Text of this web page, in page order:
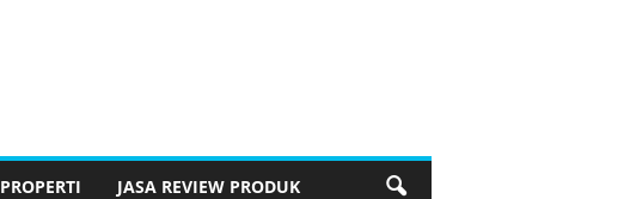
PROPERTI JASA REVIEW PRODUK